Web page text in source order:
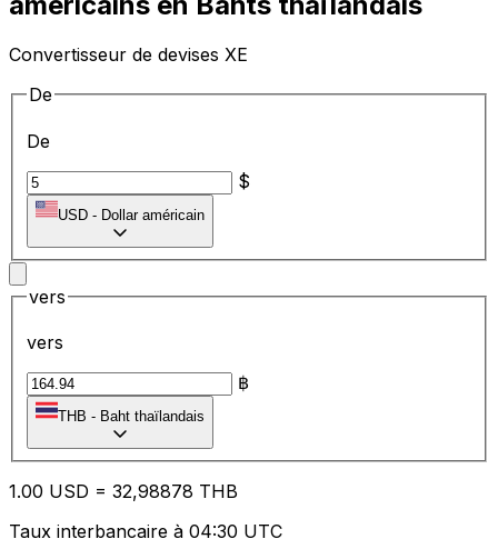
Convertisseur de devises XE
De
De
$
USD - Dollar américain
vers
vers
฿
THB - Baht thaïlandais
1.00 USD = 32,98878 THB
Taux interbancaire à 04:30 UTC